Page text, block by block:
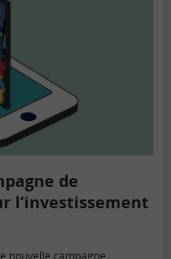
de
l’investissement